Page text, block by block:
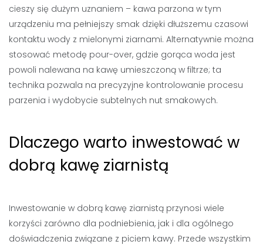
cieszy się dużym uznaniem – kawa parzona w tym
urządzeniu ma pełniejszy smak dzięki dłuższemu czasowi
kontaktu wody z mielonymi ziarnami. Alternatywnie można
stosować metodę pour-over, gdzie gorąca woda jest
powoli nalewana na kawę umieszczoną w filtrze; ta
technika pozwala na precyzyjne kontrolowanie procesu
parzenia i wydobycie subtelnych nut smakowych.
Dlaczego warto inwestować w
dobrą kawę ziarnistą
Inwestowanie w dobrą kawę ziarnistą przynosi wiele
korzyści zarówno dla podniebienia, jak i dla ogólnego
doświadczenia związane z piciem kawy. Przede wszystkim